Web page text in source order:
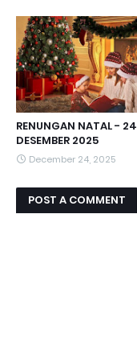
RENUNGAN NATAL - 24
DESEMBER 2025
December 24, 2025
POST A COMMENT